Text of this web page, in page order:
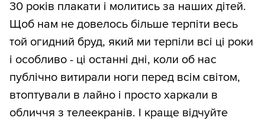
30 років плакати і молитись за наших дітей.
Щоб нам не довелось більше терпіти весь
той огидний бруд, який ми терпіли всі ці роки
і особливо - ці останні дні, коли об нас
публічно витирали ноги перед всім світом,
втоптували в лайно і просто харкали в
обличчя з телеекранів. І краще відчуйте